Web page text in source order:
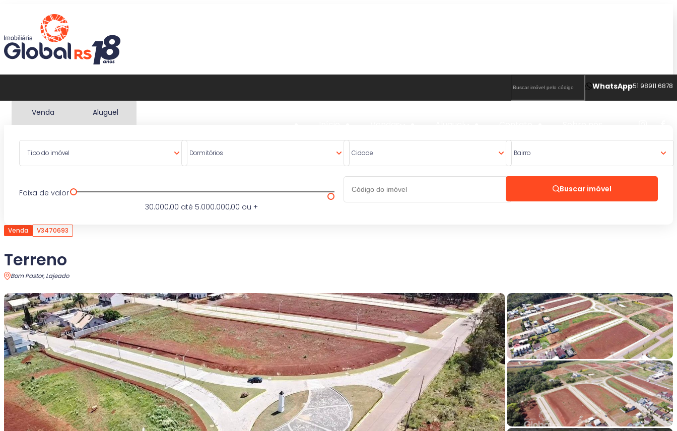
WhatsApp51 98911 6878
Venda Aluguel
Tipo do imóvel Dormitórios Cidade Bairro
Faixa de valor
30.000,00 até 5.000.000,00 ou +
Buscar imóvel
Venda V3470693
Terreno
Bom Pastor, Lajeado